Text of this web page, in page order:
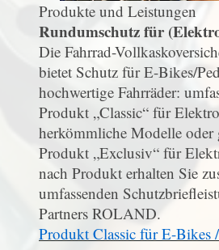
Produkte und Leistungen
Rundumschutz für
Die Fahrrad-
bietet Schutz für E-Bikes/
hochwertige Fahrräder:
Produkt „Classic“ für
herkömmliche Modelle oder
Produkt „Exclusiv“ für
nach Produkt erhalten Sie
umfassenden
Partners ROLAND.
Produkt Classic für E-Bikes